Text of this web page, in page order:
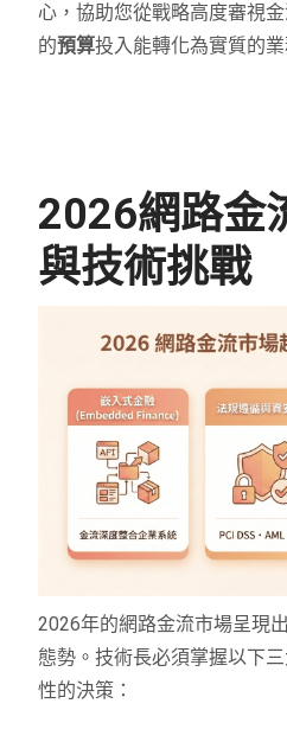
心，協助您從戰略高度審視
的預算投入能轉化為實質的
2026網路金
與技術挑戰
2026年的網路金流市場呈現
態勢。技術長必須掌握以下
性的決策：